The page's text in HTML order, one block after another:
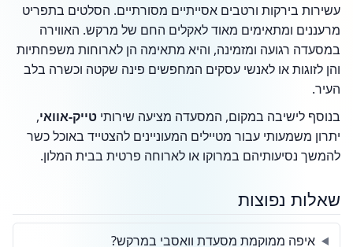
עשירות בירקות ורטבים אסייתיים מסורתיים. הסלטים בתפריט
מרעננים ומתאימים מאוד לאקלים החם של מרקש. האווירה
במסעדה רגועה ומזמינה, והיא מתאימה הן לארוחות משפחתיות
והן לזוגות או לאנשי עסקים המחפשים פינה שקטה וכשרה בלב
העיר.
בנוסף לישיבה במקום, המסעדה מציעה שירותי טייק-אוואי,
יתרון משמעותי עבור מטיילים המעוניינים להצטייד באוכל כשר
להמשך נסיעותיהם במרוקו או לארוחה פרטית בבית המלון.
שאלות נפוצות
איפה ממוקמת מסעדת וואסבי במרקש?